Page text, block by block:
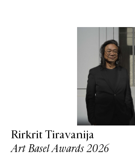
Rirkrit Tiravanija
Art Basel Awards 2026